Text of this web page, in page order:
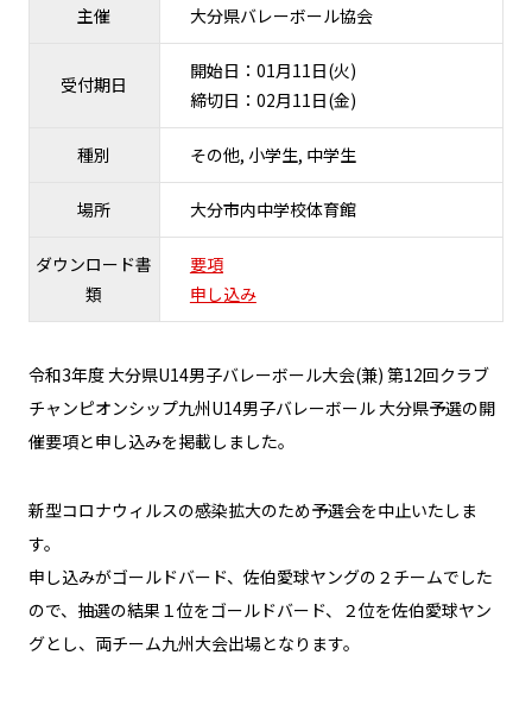
主催 大分県バレーボール協会
受付期日
開始日：01月11日(火)
締切日：02月11日(金)
種別 その他, 小学生, 中学生
場所 大分市内中学校体育館
ダウンロード書
類
要項
申し込み
令和3年度 大分県U14男子バレーボール大会(兼) 第12回クラブ
チャンピオンシップ九州U14男子バレーボール 大分県予選の開
催要項と申し込みを掲載しました。
新型コロナウィルスの感染拡大のため予選会を中止いたしま
す。
申し込みがゴールドバード、佐伯愛球ヤングの２チームでした
ので、抽選の結果１位をゴールドバード、２位を佐伯愛球ヤン
グとし、両チーム九州大会出場となります。